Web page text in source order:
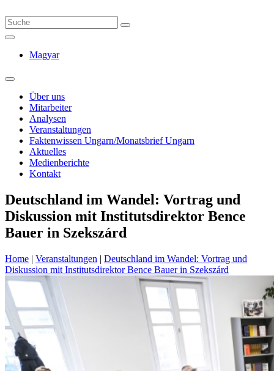
Magyar
Über uns
Mitarbeiter
Analysen
Veranstaltungen
Faktenwissen Ungarn/Monatsbrief Ungarn
Aktuelles
Medienberichte
Kontakt
Deutschland im Wandel: Vortrag und
Diskussion mit Institutsdirektor Bence
Bauer in Szekszárd
Home | Veranstaltungen | Deutschland im Wandel: Vortrag und
Diskussion mit Institutsdirektor Bence Bauer in Szekszárd